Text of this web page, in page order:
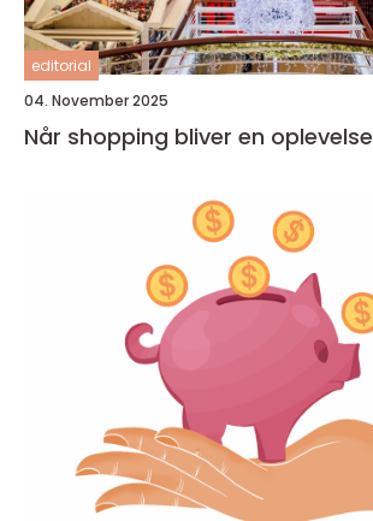
editorial
04. November 2025
Når shopping bliver en oplevelse